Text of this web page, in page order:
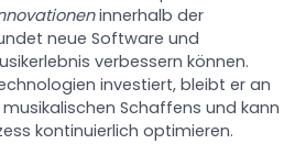
innerhalb der
neue Software und
verbessern können.
investiert, bleibt er an
Schaffens und kann
kontinuierlich optimieren.